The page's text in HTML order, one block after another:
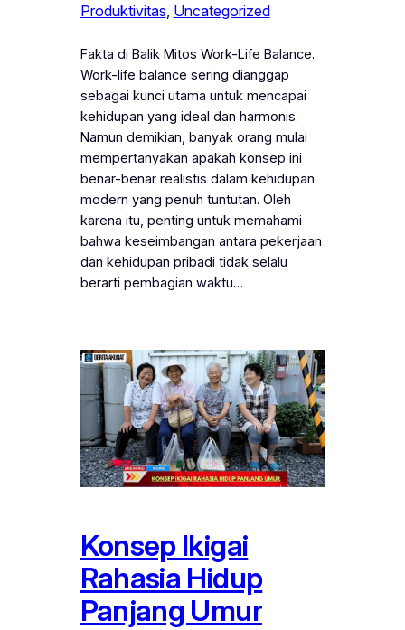
Produktivitas Uncategorized
Fakta di Balik Mitos Work-Life Balance.
Work-life balance sering dianggap
sebagai kunci utama untuk mencapai
kehidupan yang ideal dan harmonis.
Namun demikian, banyak orang mulai
mempertanyakan apakah konsep ini
benar-benar realistis dalam kehidupan
modern yang penuh tuntutan. Oleh
karena itu, penting untuk memahami
bahwa keseimbangan antara pekerjaan
dan kehidupan pribadi tidak selalu
berarti pembagian waktu…
Konsep Ikigai
Rahasia Hidup
Panjang Umur